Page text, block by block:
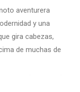
aventurera
y una
gira cabezas,
de muchas de